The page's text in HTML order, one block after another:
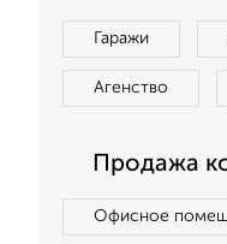
Гаражи
Агенство
Продажа
Офисное